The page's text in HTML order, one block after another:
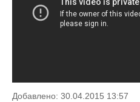
Добавлено: 30.04.2015 13:57